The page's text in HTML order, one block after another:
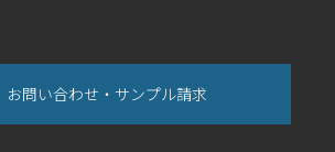
お問い合わせ・サンプル請求